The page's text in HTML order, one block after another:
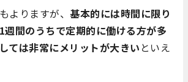
よりますが、 基本的には時間に限り
週間のうちで定期的に働ける方が多
ては非常にメリットが大きい といえ